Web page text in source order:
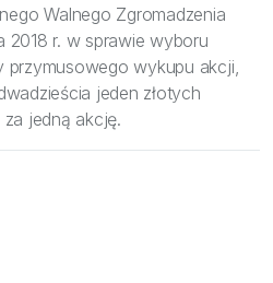
Walnego Zgromadzenia
2018 r. w sprawie wyboru
przymusowego wykupu akcji,
jeden złotych
jedną akcję.